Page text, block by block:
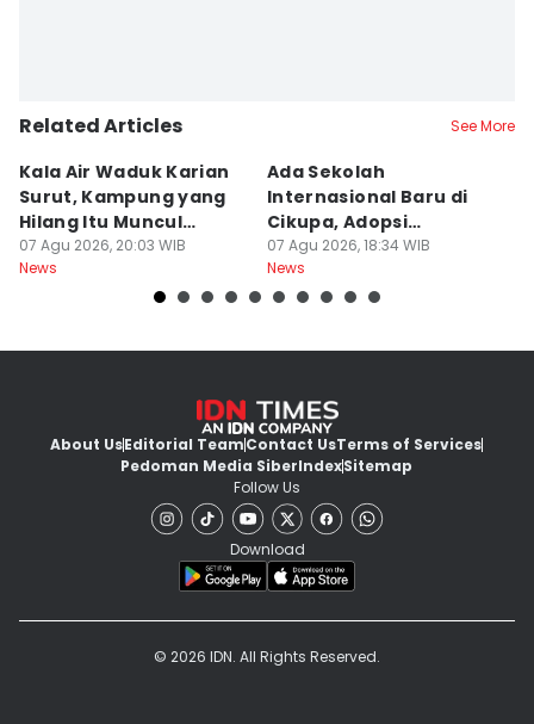
Related Articles See More
Kala Air Waduk Karian
Surut, Kampung yang
Hilang Itu Muncul
Kembali
07 Agu 2026, 20:03 WIB
News
Ada Sekolah
Internasional Baru di
Cikupa, Adopsi
Kurikulum Singapura
07 Agu 2026, 18:34 WIB
News
About UsEditorial TeamContact UsTerms of Services
Pedoman Media SiberIndexSitemap
Follow Us
Download
© 2026 IDN. All Rights Reserved.